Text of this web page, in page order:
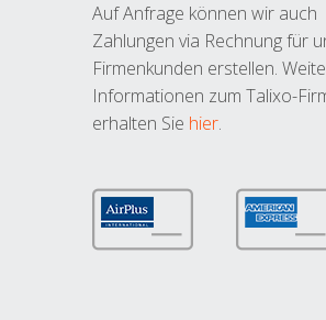
Auf Anfrage können wir auch
Zahlungen via Rechnung für
Firmenkunden erstellen.
Informationen zum Talixo-
erhalten Sie hier.